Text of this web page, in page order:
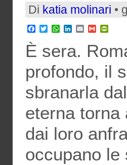
Di katia molinari •
Facebook
TwitterWhatsApp
LinkedIn
EmailGmail
È sera.
profondo, il
sbranarla
eterna torna
dai loro
occupano